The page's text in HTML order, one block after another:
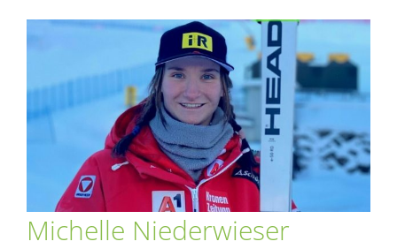
Michelle Niederwieser